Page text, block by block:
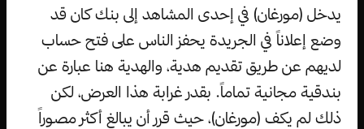
يدخل (مورغان) في إحدى المشاهد إلى بنك كان قد
وضع إعلاناً في الجريدة يحفز الناس على فتح حساب
لديهم عن طريق تقديم هدية، والهدية هنا عبارة عن
بندقية مجانية تماماً. بقدر غرابة هذا العرض، لكن
ذلك لم يكف (مورغان)، حيث قرر أن يبالغ أكثر مصوراً